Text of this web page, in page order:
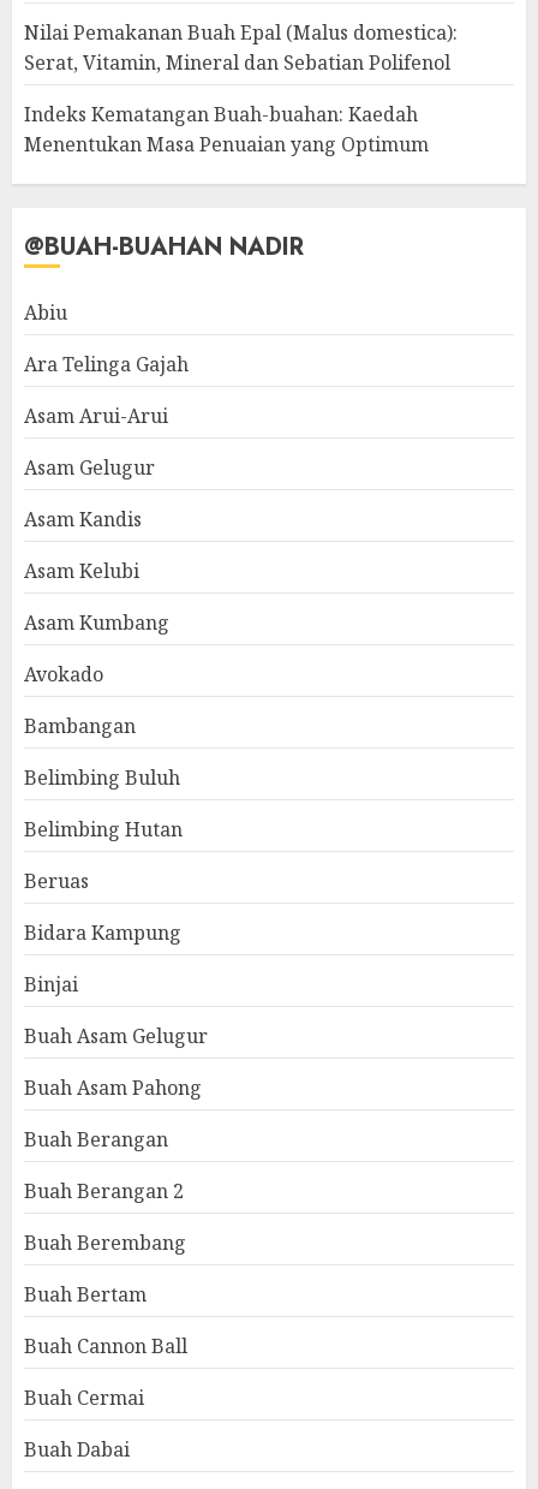
Nilai Pemakanan Buah Epal (Malus domestica):
Serat, Vitamin, Mineral dan Sebatian Polifenol
Indeks Kematangan Buah-buahan: Kaedah
Menentukan Masa Penuaian yang Optimum
@BUAH-BUAHAN NADIR
Abiu
Ara Telinga Gajah
Asam Arui-Arui
Asam Gelugur
Asam Kandis
Asam Kelubi
Asam Kumbang
Avokado
Bambangan
Belimbing Buluh
Belimbing Hutan
Beruas
Bidara Kampung
Binjai
Buah Asam Gelugur
Buah Asam Pahong
Buah Berangan
Buah Berangan 2
Buah Berembang
Buah Bertam
Buah Cannon Ball
Buah Cermai
Buah Dabai